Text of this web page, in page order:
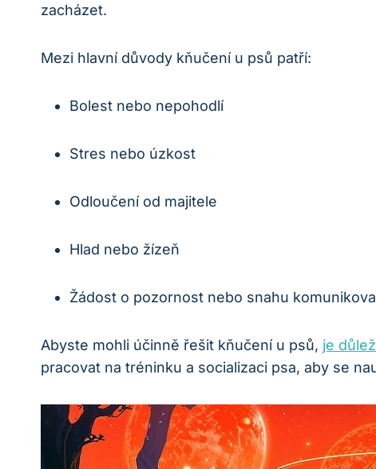
zacházet.
Mezi hlavní důvody kňučení u psů patří:
Bolest ‌nebo nepohodlí
Stres⁣ nebo ​úzkost
Odloučení od majitele
Hlad nebo ​žízeň
Žádost o pozornost‌ nebo snahu
Abyste mohli⁤ účinně řešit kňučení u psů, je​
pracovat na ⁢tréninku a socializaci psa, aby se